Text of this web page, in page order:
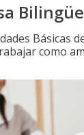
Bilingüe
Básicas
como